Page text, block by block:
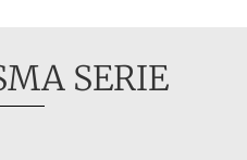
SERIE